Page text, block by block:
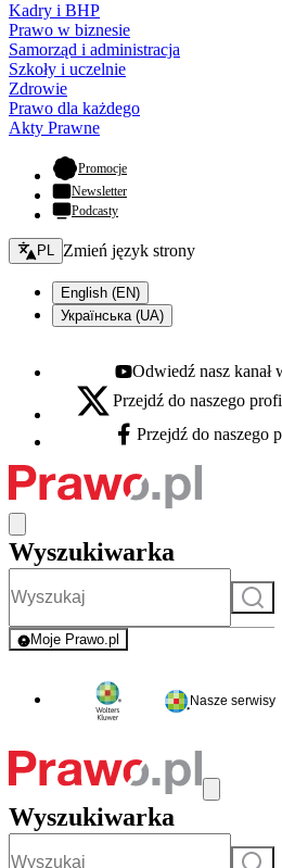
Kadry i BHP
Prawo w biznesie
Samorząd i administracja
Szkoły i uczelnie
Zdrowie
Prawo dla każdego
Akty Prawne
Promocje- otwiera się w nowej karcie
Newsletter
Podcasty
Zmień język - bieżący:
PL Zmień język strony
English (EN)
Українська (UA)
Youtube - otwiera się w nowej
Odwiedź nasz kanał
X - otwiera się w nowej karcie
Przejdź do naszego
Facebook - otwiera się w nowej
Przejdź do naszego
Wyszukiwarka
Szukaj
Moje Prawo.pl
- rejestracja i logowanie do serwisu
Nasze serwisy
Wyszukiwarka
Szukaj